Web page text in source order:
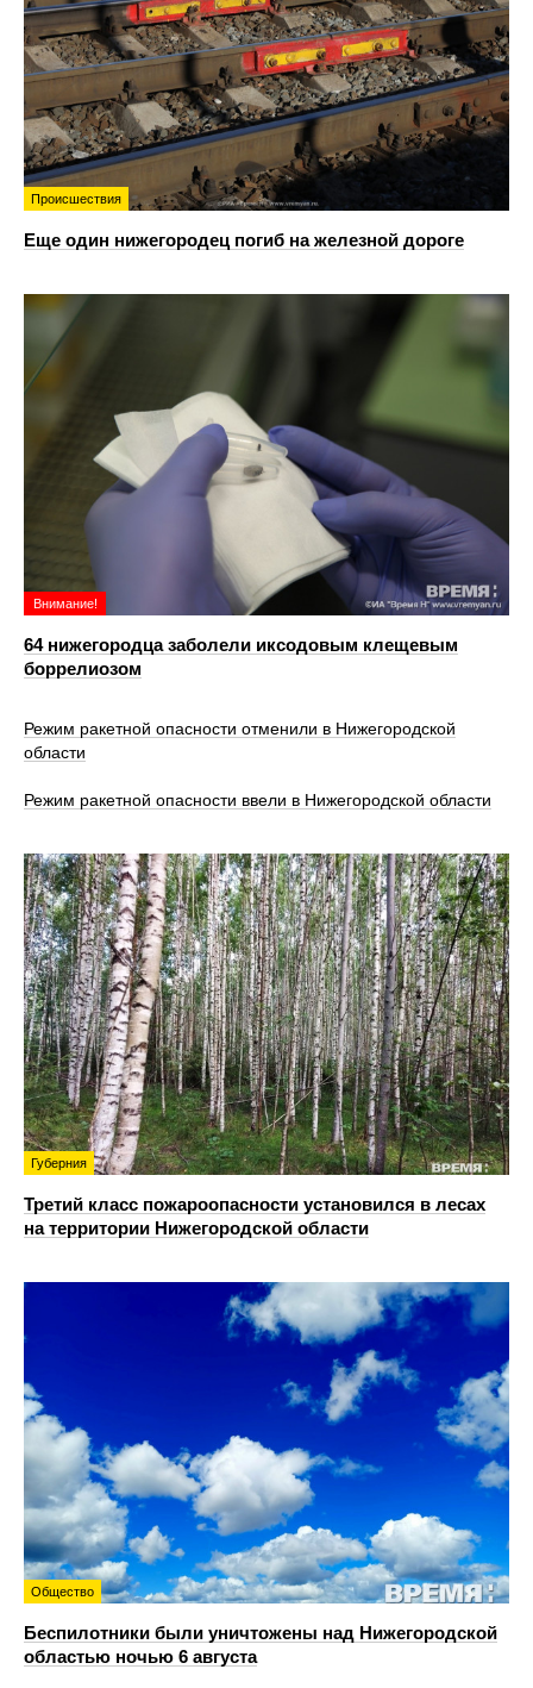
Происшествия
Еще один нижегородец погиб на железной дороге
Внимание!
64 нижегородца заболели иксодовым клещевым
боррелиозом
Режим ракетной опасности отменили в Нижегородской
области
Режим ракетной опасности ввели в Нижегородской области
Губерния
Третий класс пожароопасности установился в лесах
на территории Нижегородской области
Общество
Беспилотники были уничтожены над Нижегородской
областью ночью 6 августа